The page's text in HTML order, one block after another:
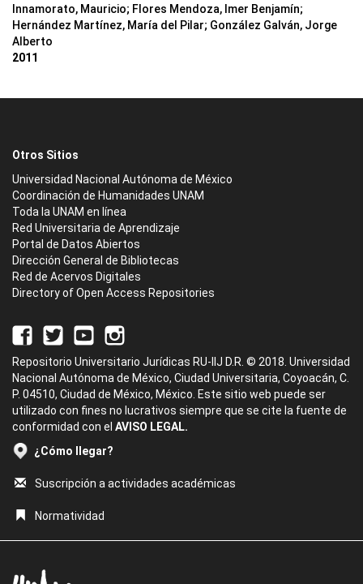
Innamorato, Mauricio; Flores Mendoza, Imer Benjamín;
Hernández Martínez, María del Pilar; González Galván, Jorge
Alberto
2011
Otros Sitios
Universidad Nacional Autónoma de México
Coordinación de Humanidades UNAM
Toda la UNAM en línea
Red Universitaria de Aprendizaje
Portal de Datos Abiertos
Dirección General de Bibliotecas
Red de Acervos Digitales
Directory of Open Access Repositories
Repositorio Universitario Jurídicas RU-IIJ D.R. © 2018. Universidad
Nacional Autónoma de México, Ciudad Universitaria, Coyoacán, C.
P. 04510, Ciudad de México, México. Este sitio web puede ser
utilizado con fines no lucrativos siempre que se cite la fuente de
conformidad con el AVISO LEGAL.
¿Cómo llegar?
Suscripción a actividades académicas
Normatividad